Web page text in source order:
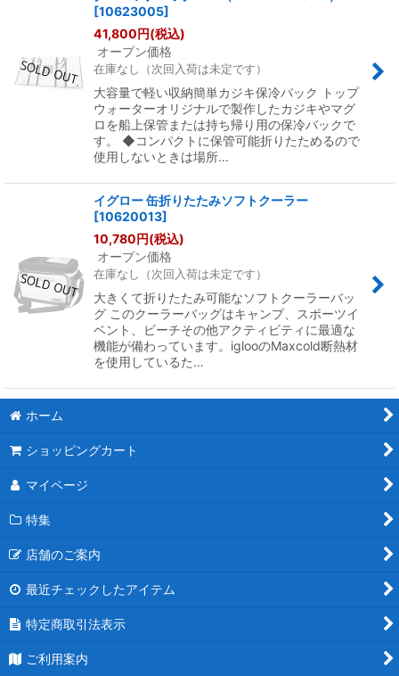
[10623005]
41,800円(税込)
オープン価格
在庫なし（次回入荷は未定です）
大容量で軽い収納簡単カジキ保冷バック トップ
ウォーターオリジナルで製作したカジキやマグ
ロを船上保管または持ち帰り用の保冷バックで
す。 ◆コンパクトに保管可能折りたためるので
使用しないときは場所…
イグロー 缶折りたたみソフトクーラー
[10620013]
10,780円(税込)
オープン価格
在庫なし（次回入荷は未定です）
大きくて折りたたみ可能なソフトクーラーバッ
グ このクーラーバッグはキャンプ、スポーツイ
ベント、ビーチその他アクティビティに最適な
機能が備わっています。iglooのMaxcold断熱材
を使用しているた…
ホーム
ショッピングカート
マイページ
特集
店舗のご案内
最近チェックしたアイテム
特定商取引法表示
ご利用案内